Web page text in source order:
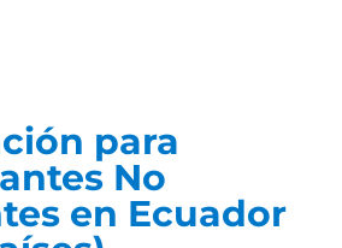
para
No
en Ecuador